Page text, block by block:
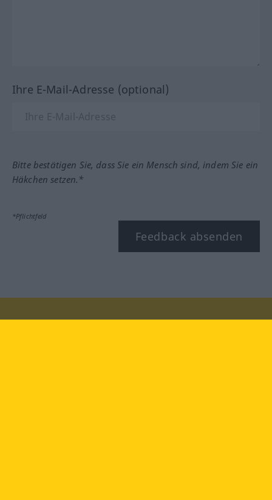
Ihre E-Mail-Adresse (optional)
Bitte bestätigen Sie, dass Sie ein Mensch sind, indem Sie ein
Häkchen setzen.*
*Pflichtfeld
Feedback absenden